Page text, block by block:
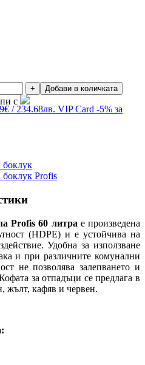
+ Добави в количката
с
/ 234.68лв. VIP Card -5% за
боклук
боклук Profis
Profis 60 литра е произведена
(HDPE) и е устойчива на
Удобна за използване
и при различните комунални
не позволява залепването и
за отпадъци се предлага в
жълт, кафяв и червен.